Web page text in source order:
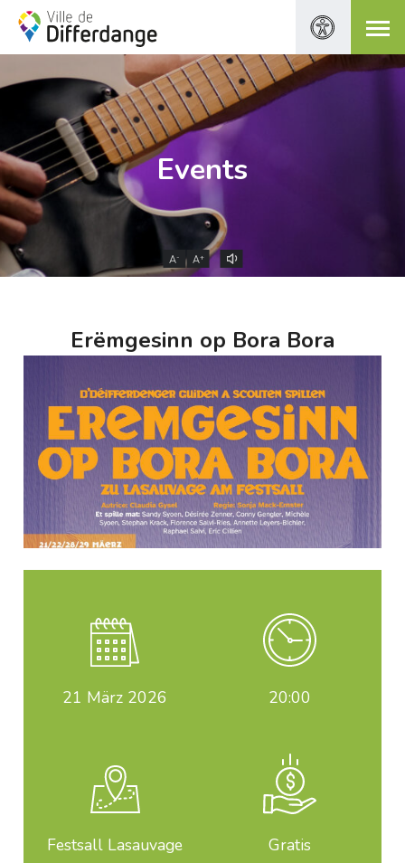
Events
A- A+
Erëmgesinn op Bora Bora
21 März 2026 20:00
Festsall Lasauvage Gratis